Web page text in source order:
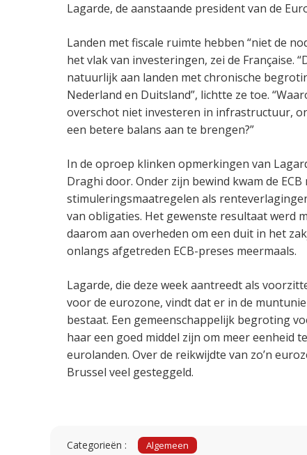
Lagarde, de aanstaande president van de
Landen met fiscale ruimte hebben “niet de
het vlak van investeringen, zei de Française.
natuurlijk aan landen met chronische
Nederland en Duitsland”, lichtte ze toe.
overschot niet investeren in infrastructuur,
een betere balans aan te brengen?”
In de oproep klinken opmerkingen van
Draghi door. Onder zijn bewind kwam de
stimuleringsmaatregelen als
van obligaties. Het gewenste resultaat werd
daarom aan overheden om een duit in het
onlangs afgetreden ECB-preses meermaals.
Lagarde, die deze week aantreedt als
voor de eurozone, vindt dat er in de
bestaat. Een gemeenschappelijk begroting
haar een goed middel zijn om meer eenheid
eurolanden. Over de reikwijdte van zo’n
Brussel veel gesteggeld.
Categorieën : Algemeen